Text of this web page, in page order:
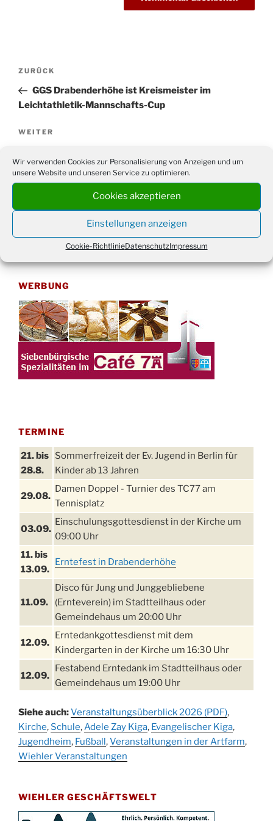
Wir verwenden Cookies zur Personalisierung von Anzeigen und um
unsere Website und unseren Service zu optimieren.
Cookies akzeptieren
Einstellungen anzeigen
Cookie-RichtlinieDatenschutzImpressum
Beitragsnavigation
Vorheriger
Beitrag
ZURÜCK
GGS Drabenderhöhe ist Kreismeister im
Leichtathletik-Mannschafts-Cup
Nächster
WEITER
Drabenderhöhe
WERBUNG
TERMINE
21. bis
28.8.
Sommerfreizeit der Ev. Jugend in Berlin für
Kinder ab 13 Jahren
29.08.
Damen Doppel - Turnier des TC77 am
Tennisplatz
03.09.
Einschulungsgottesdienst in der Kirche um
09:00 Uhr
11. bis
13.09.
Erntefest in Drabenderhöhe
11.09.
Disco für Jung und Junggebliebene
(Ernteverein) im Stadtteilhaus oder
Gemeindehaus um 20:00 Uhr
12.09.
Erntedankgottesdienst mit dem
Kindergarten in der Kirche um 16:30 Uhr
12.09.
Festabend Erntedank im Stadtteilhaus oder
Gemeindehaus um 19:00 Uhr
13.09.
Stadtteilhaus um 14:00 Uhr
19.09.
Schlagerabend im Stadtteilhaus
Drabenderhöhe
Kinderbibeltag im Ev. Gemeindehaus von 10-
12 Uhr
Siehe auch:Veranstaltungsüberblick 2026 (PDF),
Kirche, Schule,Adele Zay Kiga, Evangelischer Kiga,
Jugendheim, Fußball ,Veranstaltungen in der Artfarm,
Wiehler Veranstaltungen
WIEHLER GESCHÄFTSWELT